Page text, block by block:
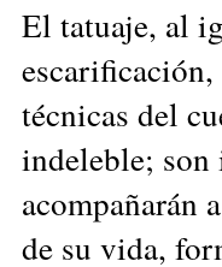
El tatuaje, al
técnicas del
indeleble; son
acompañarán
de su vida,